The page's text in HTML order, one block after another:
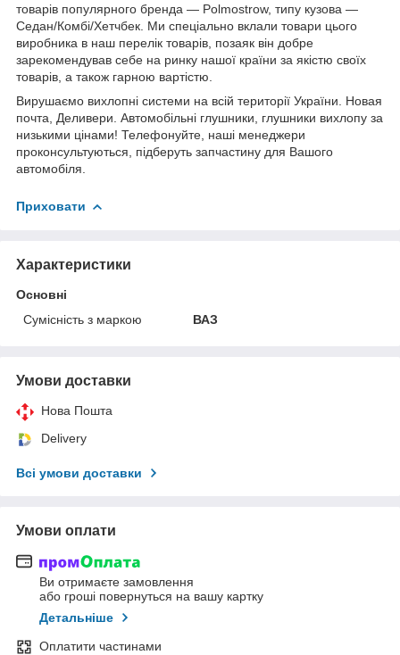
товарів популярного бренда — Polmostrow, типу кузова —
Седан/Комбі/Хетчбек. Ми спеціально вклали товари цього
виробника в наш перелік товарів, позаяк він добре
зарекомендував себе на ринку нашої країни за якістю своїх
товарів, а також гарною вартістю.
Вирушаємо вихлопні системи на всій території України. Новая
почта, Деливери. Автомобільні глушники, глушники вихлопу за
низькими цінами! Телефонуйте, наші менеджери
проконсультуються, підберуть запчастину для Вашого
автомобіля.
Приховати
Характеристики
Основні
Сумісність з маркою
ВАЗ
Умови доставки
Нова Пошта
Delivery
Всі умови доставки
Умови оплати
Ви отримаєте замовлення
або гроші повернуться на вашу картку
Детальніше
Оплатити частинами